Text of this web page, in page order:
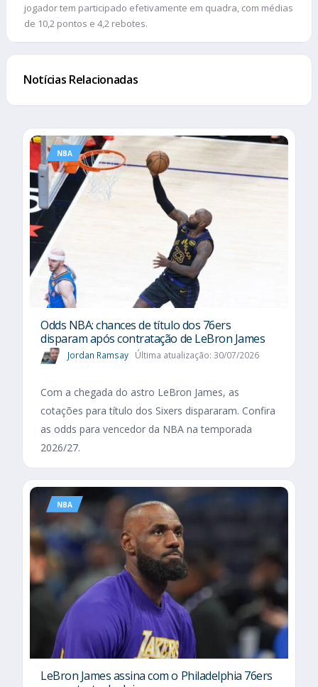
jogador tem participado efetivamente em quadra, com médias
de 10,2 pontos e 4,2 rebotes.
Notícias Relacionadas
NBA
Odds NBA: chances de título dos 76ers
disparam após contratação de LeBron James
Jordan Ramsay Última atualização: 30/07/2026
Com a chegada do astro LeBron James, as
cotações para título dos Sixers dispararam. Confira
as odds para vencedor da NBA na temporada
2026/27.
NBA
LeBron James assina com o Philadelphia 76ers